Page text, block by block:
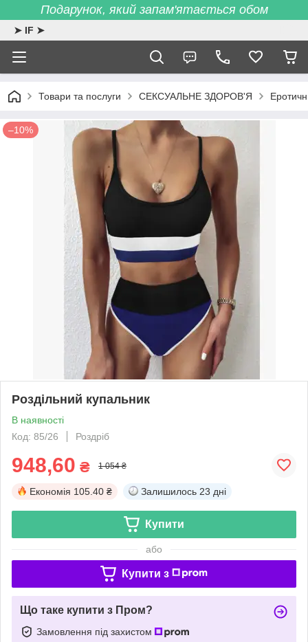
Подарунок, який запам'ятається обом
➤ IF ➤
Товари та послуги СЕКСУАЛЬНЕ ЗДОРОВ'Я
–10%
Роздільний купальник
В наявності
Код: 85/26
Роздріб
948,60 ₴ 1 054 ₴
Економія 105.40 ₴ Залишилось 23 дні
Купити
або
Купити з
Що таке купити з Пром?
Замовлення під захистом